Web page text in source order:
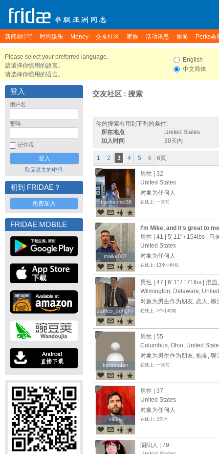
新闻&特写 时尚娱乐 Money 交友社区 家族 活动讯息 旅游 Perks会
Please select your preferred language.
請選擇你慣用的語言。
请选择你惯用的语言。
English
中文简体
登入
用户名
密码
记住我
取回遗失的密码
初到 FRIDAE？
免费加入
FRIDAE MOBILE
交友社区 : 搜索
你的搜索有用到下列的条件:
所在地点
United States
加入时间
30天内
1 2 3 4 5 6 6頁
thanhsonkt38
thanhsonkt38
男性 | 32
United States
对象为任何人
在线上: 一天前
maike007
maike007
I'm Mike, and it's great to
app. I'm hoping to find a
someone. If you're willing
prefer older people than me
男性 | 41 | 5' 11" / 154lbs | 马
United States
对象为任何人
在线上: 13个小时前
James_sungho
James_sungho
男性 | 47 | 6' 1" / 171lbs | 混
Wilmington, Delaware,
对象为男生作为朋友, 恋人, 聊
在线上: 2个小时前
kdramafan
kdramafan
男性 | 55
Columbus, Ohio, United
对象为男生作为朋友, 炮友, 聊
在线上: 一天前
vikky
vikky
男性 | 37
United States
对象为任何人
在线上: 3天内
阴阳人 | 29